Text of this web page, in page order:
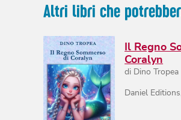
Altri libri che
Il Regno
Coralyn
di Dino Tropea
Daniel Editions